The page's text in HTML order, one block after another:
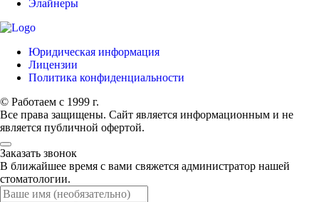
Элайнеры
Юридическая информация
Лицензии
Политика конфиденциальности
© Работаем с 1999 г.
Все права защищены. Сайт является информационным и не
является публичной офертой.
Заказать звонок
В ближайшее время с вами свяжется администратор нашей
стоматологии.